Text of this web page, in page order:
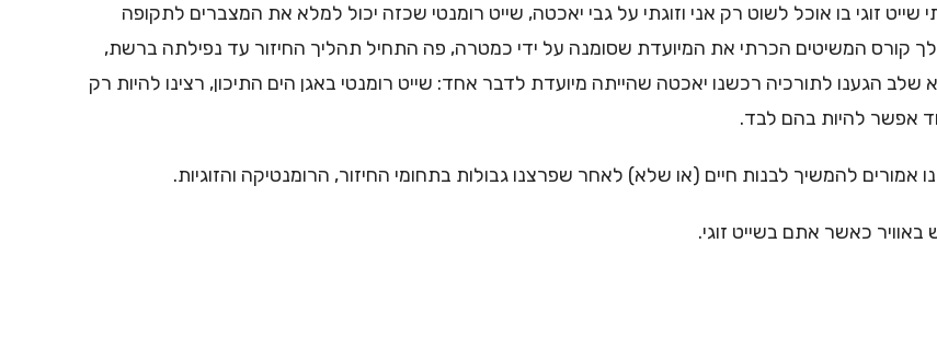
זוגי בו אוכל לשוט רק אני וזוגתי על גבי יאכטה, שייט רומנטי שכזה יכול למלא את המצברים לתקופה
עשיתי ולמען מטרה זו עבדתי 5 שנים. במהלך קורס המשיטים הכרתי את המיועדת שסומנה על ידי כמטרה, פה התחיל תהליך החיזור עד נפילתה ברשת,
הגענו לתורכיה רכשנו יאכטה שהייתה מיועדת לדבר אחד: שייט רומנטי באגן הים התיכון, רצינו להיות רק
אפשר להיות בהם לבד.
אמורים להמשיך לבנות חיים (או שלא) לאחר שפרצנו גבולות בתחומי החיזור, הרומנטיקה והזוגיות.
כאשר אתם בשייט זוגי.